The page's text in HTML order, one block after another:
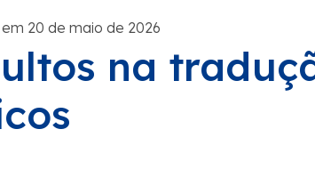
20 de maio de 2026
na